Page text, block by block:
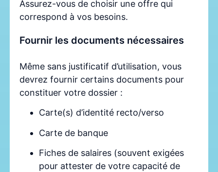
Assurez-vous de choisir une offre qui
correspond à vos besoins.
Fournir les documents nécessaires
Même sans justificatif d’utilisation, vous
devrez fournir certains documents pour
constituer votre dossier :
Carte(s) d’identité recto/verso
Carte de banque
Fiches de salaires (souvent exigées
pour attester de votre capacité de